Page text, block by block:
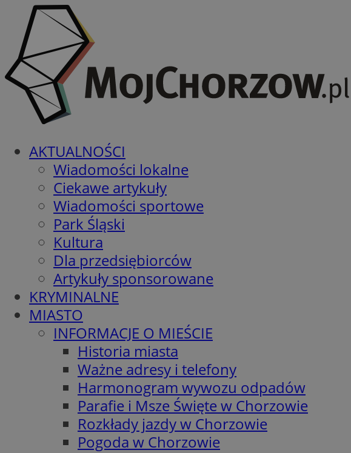
AKTUALNOŚCI
Wiadomości lokalne
Ciekawe artykuły
Wiadomości sportowe
Park Śląski
Kultura
Dla przedsiębiorców
Artykuły sponsorowane
KRYMINALNE
MIASTO
INFORMACJE O MIEŚCIE
Historia miasta
Ważne adresy i telefony
Harmonogram wywozu odpadów
Parafie i Msze Święte w Chorzowie
Rozkłady jazdy w Chorzowie
Pogoda w Chorzowie